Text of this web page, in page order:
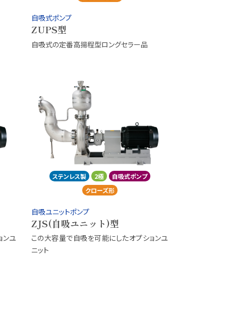
自吸式ポンプ
ZUPS型
自吸式の定番高揚程型ロングセラー品
ンユ
ステンレス製 2極
自吸式ポンプ
クローズ形
自吸ユニットポンプ
ZJS(自吸ユニット)型
この大容量で自吸を可能にしたオプションユ
ニット